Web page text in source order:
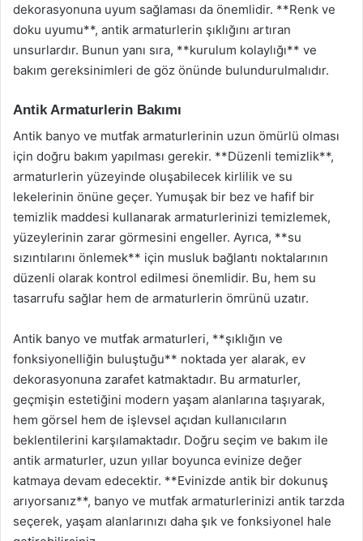
dekorasyonuna uyum sağlaması da önemlidir. **Renk ve
doku uyumu**, antik armaturlerin şıklığını artıran
unsurlardır. Bunun yanı sıra, **kurulum kolaylığı** ve
bakım gereksinimleri de göz önünde bulundurulmalıdır.
Antik Armaturlerin Bakımı
Antik banyo ve mutfak armaturlerinin uzun ömürlü olması
için doğru bakım yapılması gerekir. **Düzenli temizlik**,
armaturlerin yüzeyinde oluşabilecek kirlilik ve su
lekelerinin önüne geçer. Yumuşak bir bez ve hafif bir
temizlik maddesi kullanarak armaturlerinizi temizlemek,
yüzeylerinin zarar görmesini engeller. Ayrıca, **su
sızıntılarını önlemek** için musluk bağlantı noktalarının
düzenli olarak kontrol edilmesi önemlidir. Bu, hem su
tasarrufu sağlar hem de armaturlerin ömrünü uzatır.
Antik banyo ve mutfak armaturleri, **şıklığın ve
fonksiyonelliğin buluştuğu** noktada yer alarak, ev
dekorasyonuna zarafet katmaktadır. Bu armaturler,
geçmişin estetiğini modern yaşam alanlarına taşıyarak,
hem görsel hem de işlevsel açıdan kullanıcıların
beklentilerini karşılamaktadır. Doğru seçim ve bakım ile
antik armaturler, uzun yıllar boyunca evinize değer
katmaya devam edecektir. **Evinizde antik bir dokunuş
arıyorsanız**, banyo ve mutfak armaturlerinizi antik tarzda
seçerek, yaşam alanlarınızı daha şık ve fonksiyonel hale